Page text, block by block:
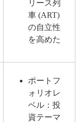
リース列
車 (ART)
の自立性
を高めた
ポートフ
ォリオレ
ベル：投
資テーマ